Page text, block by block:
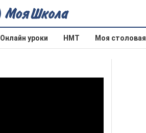
Онлайн уроки НМТ Моя столовая